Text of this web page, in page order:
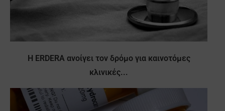
Η ERDERA ανοίγει τον δρόμο για καινοτόμες
κλινικές...